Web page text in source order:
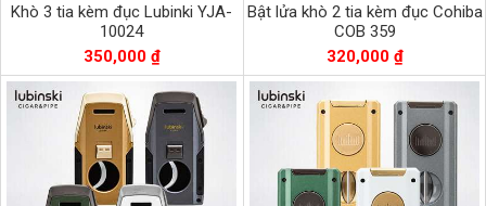
Khò 3 tia kèm đục Lubinki YJA-
10024
350,000 ₫
Bật lửa khò 2 tia kèm đục Cohiba
COB 359
320,000 ₫